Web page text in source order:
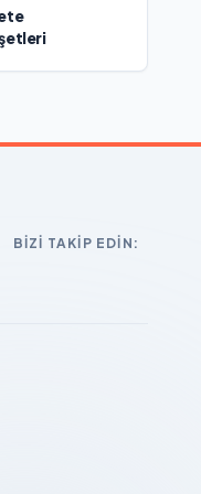
BIZI TAKIP EDIN: